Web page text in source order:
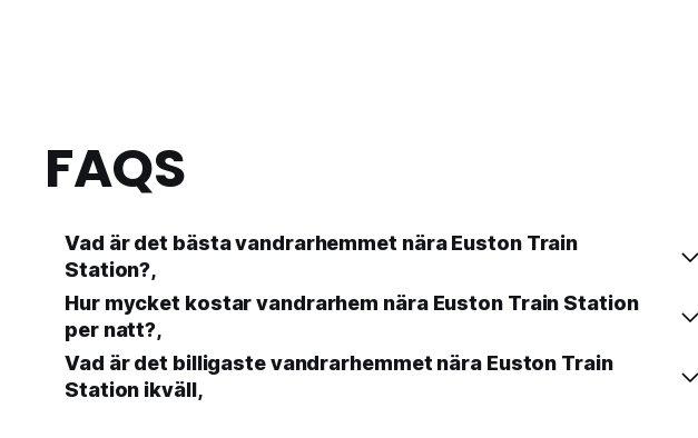
FAQS
Vad är det bästa vandrarhemmet nära Euston Train
Station?,
Hur mycket kostar vandrarhem nära Euston Train Station
per natt?,
Vad är det billigaste vandrarhemmet nära Euston Train
Station ikväll,